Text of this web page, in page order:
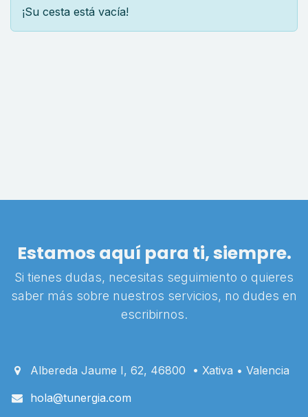
¡Su cesta está vacía!
Estamos aquí para ti, siempre.
Si tienes dudas, necesitas seguimiento o quieres
saber más sobre nuestros servicios, no dudes en
escribirnos.
Albereda Jaume I, 62, 46800 • Xativa • Valencia
hola@tunergia.com